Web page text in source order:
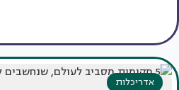
אדריכלות